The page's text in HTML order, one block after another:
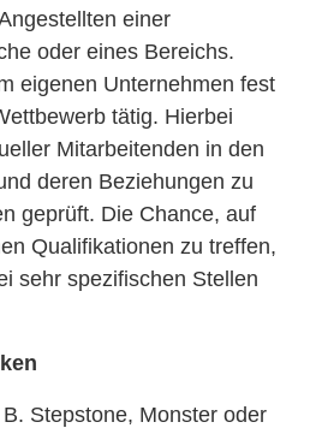
einer
oder eines Bereichs.
eigenen Unternehmen fest
tätig. Hierbei
Mitarbeitenden in den
deren Beziehungen zu
geprüft. Die Chance, auf
Qualifikationen zu treffen,
sehr spezifischen Stellen
Stepstone, Monster oder